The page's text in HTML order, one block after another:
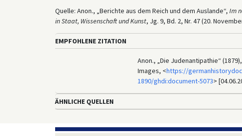
Quelle: Anon., „Berichte aus dem Reich und dem Auslande“, Im
in Staat, Wissenschaft und Kunst, Jg. 9, Bd. 2, Nr. 47 (20.
EMPFOHLENE ZITATION
Anon., „Die Judenantipathie“
Images, <https://
1890/ghdi:document-5073>
ÄHNLICHE QUELLEN